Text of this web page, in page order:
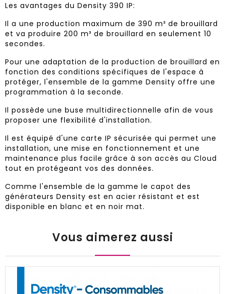
Les avantages du Density 390 IP:
Il a une production maximum de 390 m³ de brouillard
et va produire 200 m³ de brouillard en seulement 10
secondes.
Pour une adaptation de la production de brouillard en
fonction des conditions spécifiques de l'espace à
protéger, l'ensemble de la gamme Density offre une
programmation à la seconde.
Il possède une buse multidirectionnelle afin de vous
proposer une flexibilité d'installation.
Il est équipé d'une carte IP sécurisée qui permet une
installation, une mise en fonctionnement et une
maintenance plus facile grâce à son accès au Cloud
tout en protégeant vos des données.
Comme l'ensemble de la gamme le capot des
générateurs Density est en acier résistant et est
disponible en blanc et en noir mat.
Vous aimerez aussi